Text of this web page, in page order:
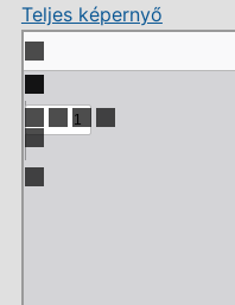
Teljes képernyő
Skip
to
PDF
content